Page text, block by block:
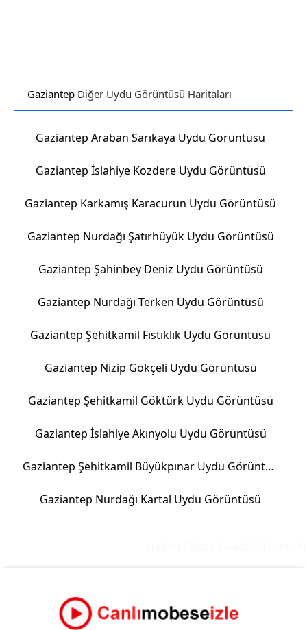
Gaziantep Diğer Uydu Görüntüsü Haritaları
Gaziantep Araban Sarıkaya Uydu Görüntüsü
Gaziantep İslahiye Kozdere Uydu Görüntüsü
Gaziantep Karkamış Karacurun Uydu Görüntüsü
Gaziantep Nurdağı Şatırhüyük Uydu Görüntüsü
Gaziantep Şahinbey Deniz Uydu Görüntüsü
Gaziantep Nurdağı Terken Uydu Görüntüsü
Gaziantep Şehitkamil Fıstıklık Uydu Görüntüsü
Gaziantep Nizip Gökçeli Uydu Görüntüsü
Gaziantep Şehitkamil Göktürk Uydu Görüntüsü
Gaziantep İslahiye Akınyolu Uydu Görüntüsü
Gaziantep Şehitkamil Büyükpınar Uydu Görüntüsü
Gaziantep Nurdağı Kartal Uydu Görüntüsü